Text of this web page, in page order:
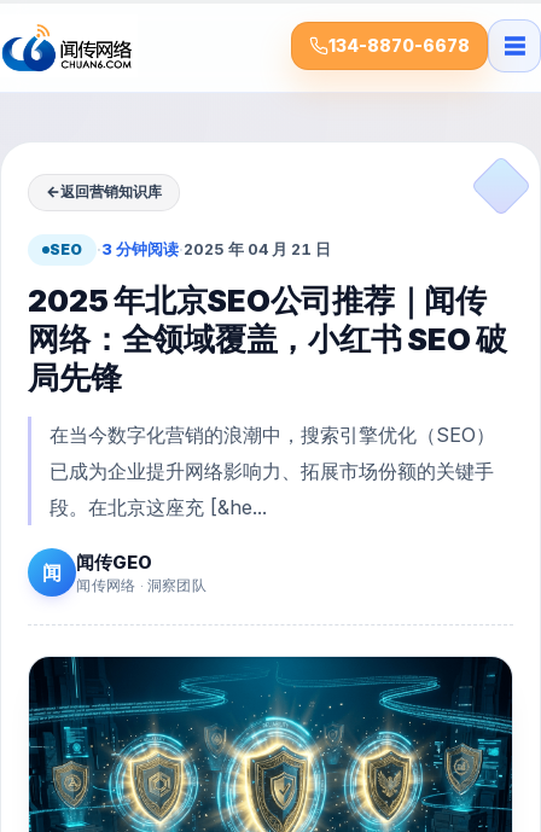
134-8870-6678 ☰
←返回营销知识库
SEO ·3 分钟阅读·2025 年 04 月 21 日
2025 年北京SEO公司推荐｜闻传
网络：全领域覆盖，小红书 SEO 破
局先锋
在当今数字化营销的浪潮中，搜索引擎优化（SEO）
已成为企业提升网络影响力、拓展市场份额的关键手
段。在北京这座充 [&he...
闻 闻传GEO
闻传网络 · 洞察团队